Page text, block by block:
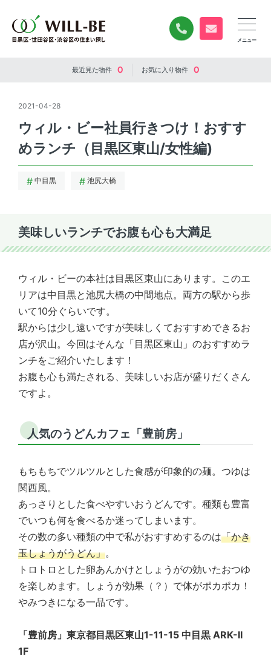
0120-840-834
無料お問い合
最近見た物件 0 お気に入り物件 0
2021-04-28
ウィル・ビー社員行きつけ！おすす
めランチ（目黒区東山/女性編)
中目黒 池尻大橋
美味しいランチでお腹も心も大満足
ウィル・ビーの本社は目黒区東山にあります。このエ
リアは中目黒と池尻大橋の中間地点。両方の駅から歩
いて10分ぐらいです。
駅からは少し遠いですが美味しくておすすめできるお
店が沢山。今回はそんな「目黒区東山」のおすすめラ
ンチをご紹介いたします！
お腹も心も満たされる、美味しいお店が盛りだくさん
ですよ。
人気のうどんカフェ「豊前房」
もちもちでツルツルとした食感が印象的の麺。つゆは
関西風。
あっさりとした食べやすいおうどんです。種類も豊富
でいつも何を食べるか迷ってしまいます。
その数の多い種類の中で私がおすすめするのは「かき
玉しょうがうどん」。
トロトロとした卵あんかけとしょうがの効いたおつゆ
を楽しめます。しょうが効果（？）で体がポカポカ！
やみつきになる一品です。
「豊前房」東京都目黒区東山1-11-15 中目黒 ARK-II
1F